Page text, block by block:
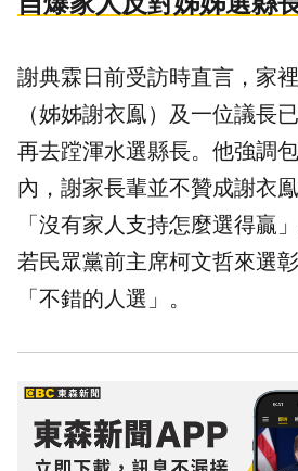
謝典霖日前受訪時直言，家
（姊姊謝衣鳯）及一位議長
再去蹚渾水選縣長。他強調
內，謝家長輩並不贊成謝衣
「沒有家人支持怎麼選得贏
若民眾黨前主席柯文哲來選
「不錯的人選」。